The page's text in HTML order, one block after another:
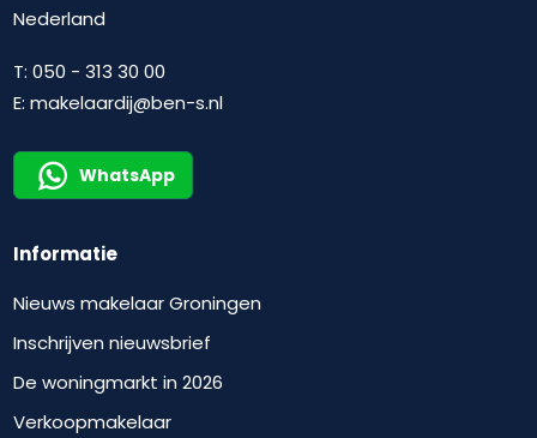
Nederland
T:050 - 313 30 00
E:makelaardij@ben-s.nl
WhatsApp
Informatie
Nieuws makelaar Groningen
Inschrijven nieuwsbrief
De woningmarkt in 2026
Verkoopmakelaar